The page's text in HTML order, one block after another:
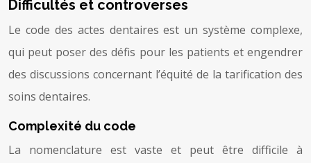
Difficultés et controverses
Le code des actes dentaires est un système complexe,
qui peut poser des défis pour les patients et engendrer
des discussions concernant l’équité de la tarification des
soins dentaires.
Complexité du code
La nomenclature est vaste et peut être difficile à